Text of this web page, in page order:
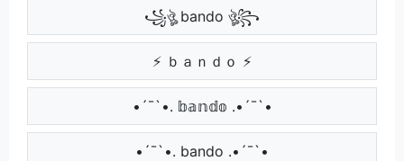
꧁ঔৣ bando ঔৣ꧂
⚡ ｂａｎｄｏ ⚡
•´¯`•. 𝕓𝕒𝕟𝕕𝕠 .•´¯`•
•´¯`•. bando .•´¯`•